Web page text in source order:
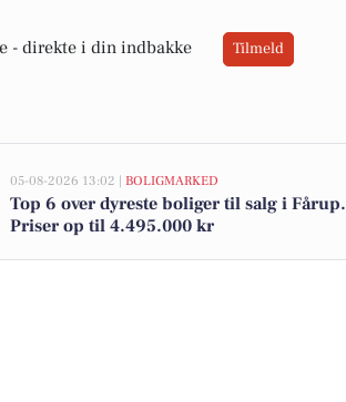
- direkte i din indbakke Tilmeld
05-08-2026 13:02 | BOLIGMARKED
Top 6 over dyreste boliger til salg i Fårup.
Priser op til 4.495.000 kr